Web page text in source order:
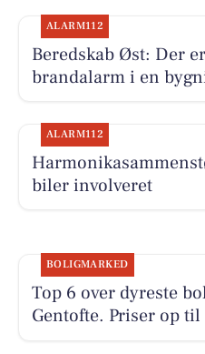
ALARM112
Beredskab Øst: Der
brandalarm i en
ALARM112
biler involveret
BOLIGMARKED
Top 6 over dyreste
Gentofte. Priser op